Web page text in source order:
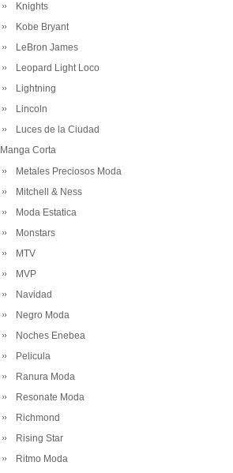
Knights
Kobe Bryant
LeBron James
Leopard Light Loco
Lightning
Lincoln
Luces de la Ciudad
Manga Corta
Metales Preciosos Moda
Mitchell & Ness
Moda Estatica
Monstars
MTV
MVP
Navidad
Negro Moda
Noches Enebea
Pelicula
Ranura Moda
Resonate Moda
Richmond
Rising Star
Ritmo Moda